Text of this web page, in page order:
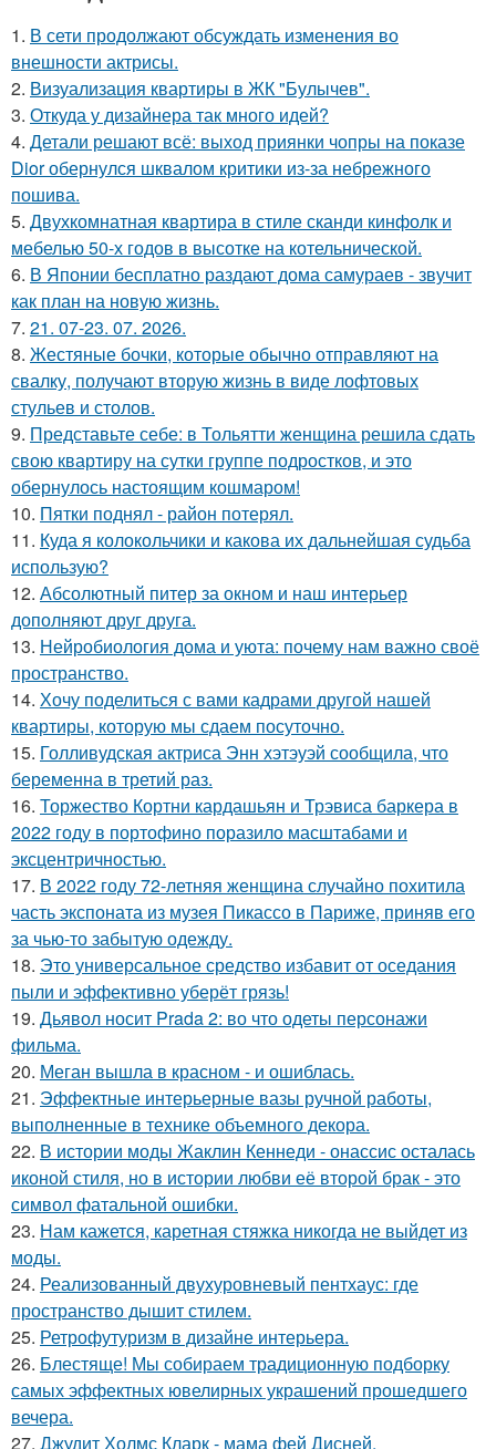
1. В сети продолжают обсуждать изменения во
внешности актрисы.
2. Визуализация квартиры в ЖК "Булычев".
3. Откуда у дизайнера так много идей?
4. Детали решают всё: выход приянки чопры на показе
Dior обернулся шквалом критики из-за небрежного
пошива.
5. Двухкомнатная квартира в стиле сканди кинфолк и
мебелью 50-х годов в высотке на котельнической.
6. В Японии бесплатно раздают дома самураев - звучит
как план на новую жизнь.
7. 21. 07-23. 07. 2026.
8. Жестяные бочки, которые обычно отправляют на
свалку, получают вторую жизнь в виде лофтовых
стульев и столов.
9. Представьте себе: в Тольятти женщина решила сдать
свою квартиру на сутки группе подростков, и это
обернулось настоящим кошмаром!
10. Пятки поднял - район потерял.
11. Куда я колокольчики и какова их дальнейшая судьба
использую?
12. Абсолютный питер за окном и наш интерьер
дополняют друг друга.
13. Нейробиология дома и уюта: почему нам важно своё
пространство.
14. Хочу поделиться с вами кадрами другой нашей
квартиры, которую мы сдаем посуточно.
15. Голливудская актриса Энн хэтэуэй сообщила, что
беременна в третий раз.
16. Торжество Кортни кардашьян и Трэвиса баркера в
2022 году в портофино поразило масштабами и
эксцентричностью.
17. В 2022 году 72-летняя женщина случайно похитила
часть экспоната из музея Пикассо в Париже, приняв его
за чью-то забытую одежду.
18. Это универсальное средство избавит от оседания
пыли и эффективно уберёт грязь!
19. Дьявол носит Prada 2: во что одеты персонажи
фильма.
20. Меган вышла в красном - и ошиблась.
21. Эффектные интерьерные вазы ручной работы,
выполненные в технике объемного декора.
22. В истории моды Жаклин Кеннеди - онассис осталась
иконой стиля, но в истории любви её второй брак - это
символ фатальной ошибки.
23. Нам кажется, каретная стяжка никогда не выйдет из
моды.
24. Реализованный двухуровневый пентхаус: где
пространство дышит стилем.
25. Ретрофутуризм в дизайне интерьера.
26. Блестяще! Мы собираем традиционную подборку
самых эффектных ювелирных украшений прошедшего
вечера.
27. Джудит Холмс Кларк - мама фей Дисней.